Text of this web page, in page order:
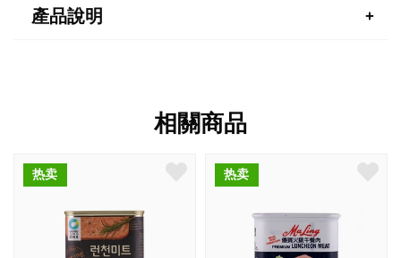
產品說明
相關商品
热卖 热卖